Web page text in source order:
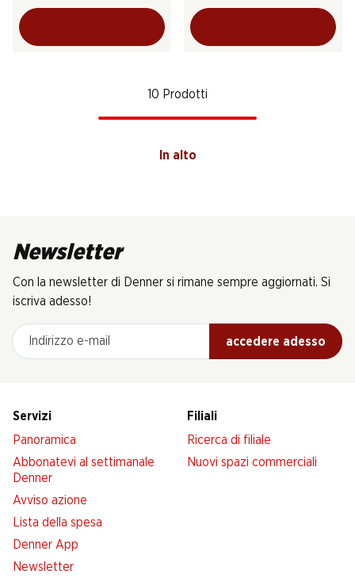
10 Prodotti
In alto
Newsletter
Con la newsletter di Denner si rimane sempre aggiornati. Si
iscriva adesso!
Indirizzo e-mail
accedere adesso
Servizi
Panoramica
Abbonatevi al settimanale
Denner
Avviso azione
Lista della spesa
Denner App
Newsletter
Filiali
Ricerca di filiale
Nuovi spazi commerciali